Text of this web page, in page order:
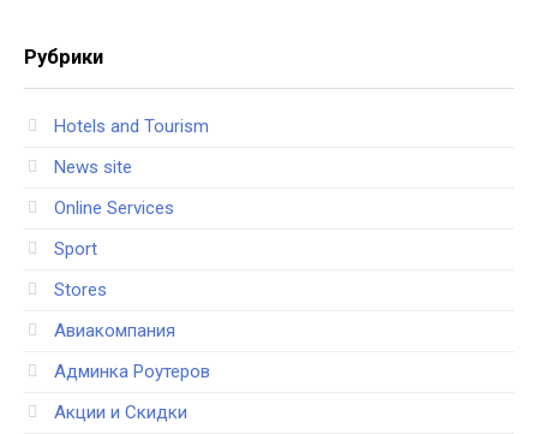
Рубрики
Hotels and Tourism
News site
Online Services
Sport
Stores
Авиакомпания
Админка Роутеров
Акции и Скидки